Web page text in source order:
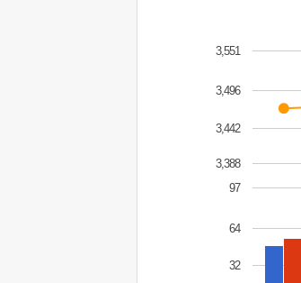
32
64
97
3,388
3,442
3,496
3,551